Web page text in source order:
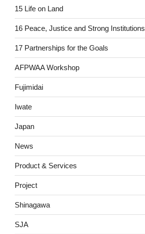
15 Life on Land
16 Peace, Justice and Strong Institutions
17 Partnerships for the Goals
AFPWAA Workshop
Fujimidai
Iwate
Japan
News
Product & Services
Project
Shinagawa
SJA